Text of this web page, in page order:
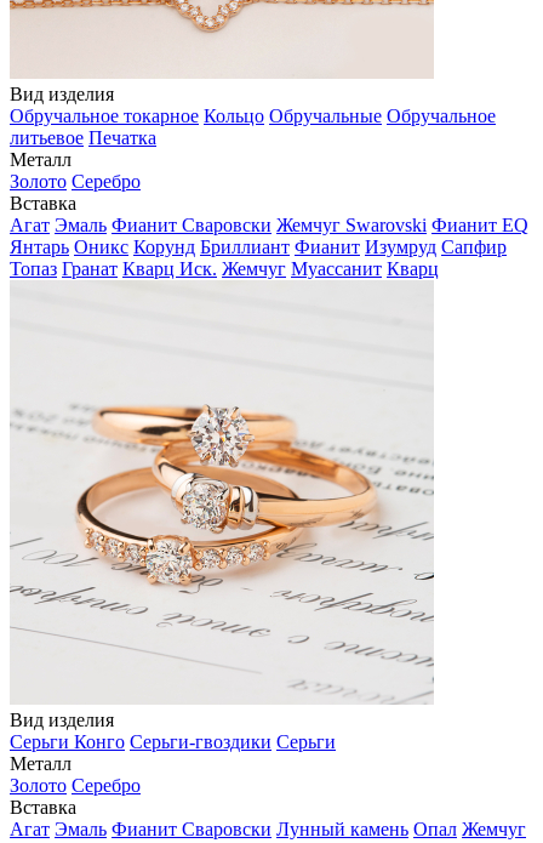
Вид изделия
Обручальное токарное Кольцо Обручальные Обручальное
литьевое Печатка
Металл
Золото Серебро
Вставка
Агат Эмаль Фианит Сваровски Жемчуг Swarovski Фианит EQ
Янтарь Оникс Корунд Бриллиант Фианит Изумруд Сапфир
Топаз Гранат Кварц Иск. Жемчуг Муассанит Кварц
Вид изделия
Серьги Конго Серьги-гвоздики Серьги
Металл
Золото Серебро
Вставка
Агат Эмаль Фианит Сваровски Лунный камень Опал Жемчуг